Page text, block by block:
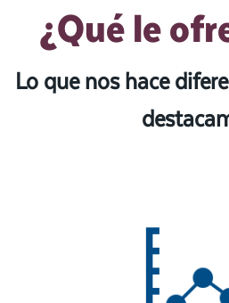
¿Qué le
Lo que nos hace